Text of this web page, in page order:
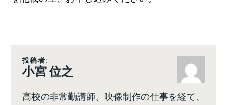
投稿者:
小宮 位之
高校の非常勤講師、映像制作の仕事を経て、